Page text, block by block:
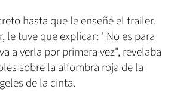
hasta que le enseñé el trailer.
le tuve que explicar: '¡No es para
a verla por primera vez", revelaba
sobre la alfombra roja de la
de la cinta.